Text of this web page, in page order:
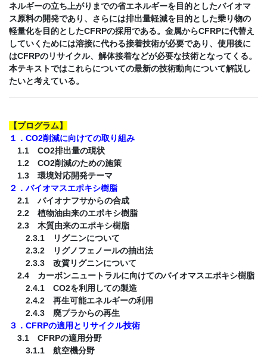
ネルギーの立ち上がりまでの省エネルギーを目的としたバイオマ
ス原料の開発であり、さらには排出量軽減を目的とした乗り物の
軽量化を目的としたCFRPの採用である。金属からCFRPに代替え
していくためには溶接に代わる接着技術が必要であり、使用後に
はCFRPのリサイクル、解体接着などが必要な技術となってくる。
本テキストではこれらについての最新の技術動向について解説し
たいと考えている。
【プログラム】
１．CO2削減に向けての取り組み
1.1 CO2排出量の現状
1.2 CO2削減のための施策
1.3 環境対応開発テーマ
２．バイオマスエポキシ樹脂
2.1 バイオナフサからの合成
2.2 植物油由来のエポキシ樹脂
2.3 木質由来のエポキシ樹脂
2.3.1 リグニンについて
2.3.2 リグノフェノールの抽出法
2.3.3 改質リグニンについて
2.4 カーボンニュートラルに向けてのバイオマスエポキシ樹脂
2.4.1 CO2を利用しての製造
2.4.2 再生可能エネルギーの利用
2.4.3 廃プラからの再生
３．CFRPの適用とリサイクル技術
3.1 CFRPの適用分野
3.1.1 航空機分野